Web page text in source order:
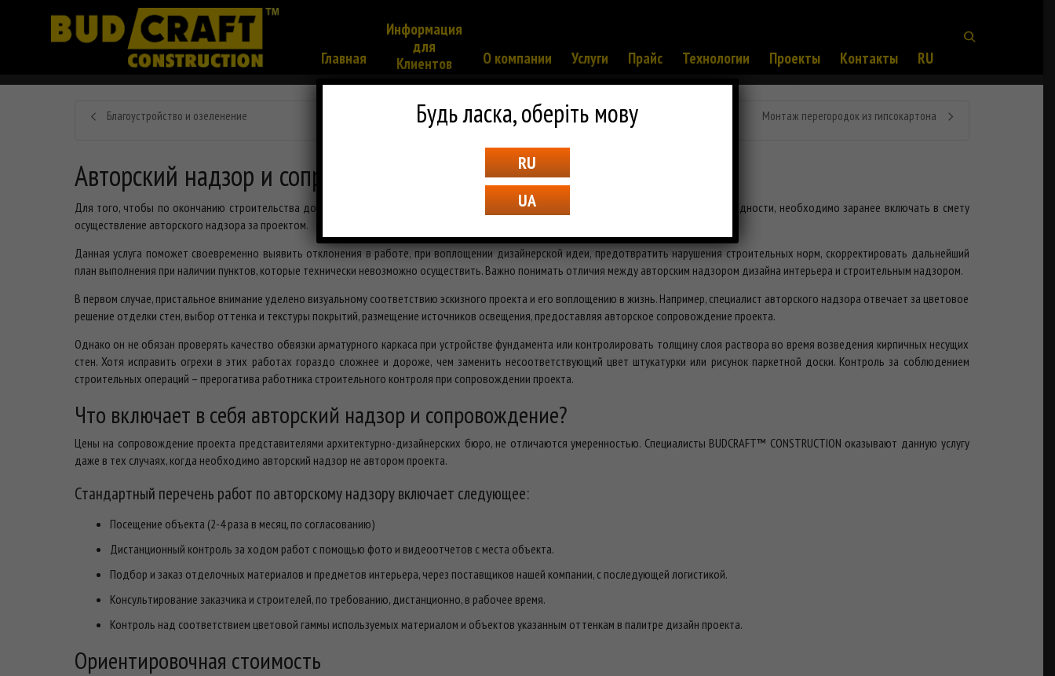
Главная
Информация
для
Клиентов
О компании Услуги Прайс Технологии Проекты Контакты RU
Благоустройство и озеленение Монтаж перегородок из гипсокартона
Авторский надзор и сопровождение проектов
Для того, чтобы по окончанию строительства дома или ремонта квартиры результат радовал заказчика, а не вызывал чувство безысходности, необходимо заранее включать в смету
осуществление авторского надзора за проектом.
Данная услуга поможет своевременно выявить отклонения в работе, при воплощении дизайнерской идеи, предотвратить нарушения строительных норм, скорректировать дальнейший
план выполнения при наличии пунктов, которые технически невозможно осуществить. Важно понимать отличия между авторским надзором дизайна интерьера и строительным надзором.
В первом случае, пристальное внимание уделено визуальному соответствию эскизного проекта и его воплощению в жизнь. Например, специалист авторского надзора отвечает за цветовое
решение отделки стен, выбор оттенка и текстуры покрытий, размещение источников освещения, предоставляя авторское сопровождение проекта.
Однако он не обязан проверять качество обвязки арматурного каркаса при устройстве фундамента или контролировать толщину слоя раствора во время возведения кирпичных несущих
стен. Хотя исправить огрехи в этих работах гораздо сложнее и дороже, чем заменить несоответствующий цвет штукатурки или рисунок паркетной доски. Контроль за соблюдением
строительных операций – прерогатива работника строительного контроля при сопровождении проекта.
Что включает в себя авторский надзор и сопровождение?
Цены на сопровождение проекта представителями архитектурно-дизайнерских бюро, не отличаются умеренностью. Специалисты BUDCRAFT™ CONSTRUCTION оказывают данную услугу
даже в тех случаях, когда необходимо авторский надзор не автором проекта.
Стандартный перечень работ по авторскому надзору включает следующее:
Посещение объекта (2-4 раза в месяц, по согласованию)
Дистанционный контроль за ходом работ с помощью фото и видеоотчетов с места объекта.
Подбор и заказ отделочных материалов и предметов интерьера, через поставщиков нашей компании, с последующей логистикой.
Консультирование заказчика и строителей, по требованию, дистанционно, в рабочее время.
Контроль над соответствием цветовой гаммы используемых материалом и объектов указанным оттенкам в палитре дизайн проекта.
Ориентировочная стоимость
Будь ласка, оберіть мову
UA
RU